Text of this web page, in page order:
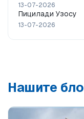
13-07-2026
Пицилади Узосу
13-07-2026
Нашите